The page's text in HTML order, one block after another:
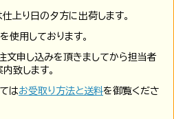
上り日の夕方に出荷します。
使用しております。
文申し込みを頂きましてから担当者
致します。
はお受取り方法と送料を御覧くださ